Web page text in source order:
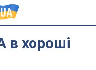
в хороші